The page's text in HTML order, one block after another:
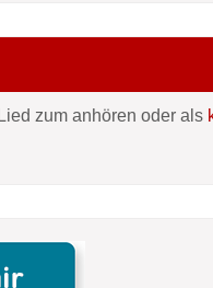
zum anhören oder als